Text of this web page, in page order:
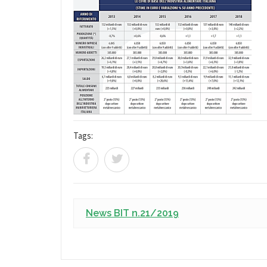
Tags:
News BIT n.21/2019